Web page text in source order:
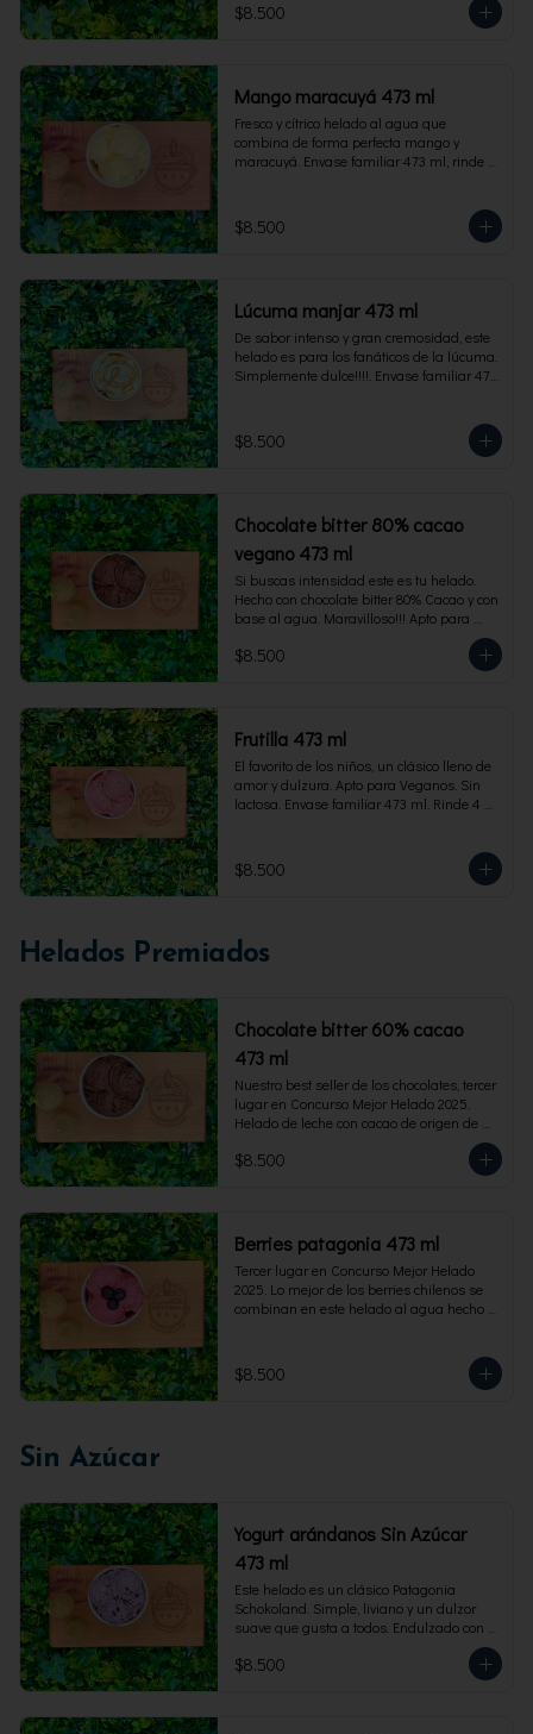
$8.500
Mango maracuyá 473 ml
Fresco y cítrico helado al agua que
combina de forma perfecta mango y
maracuyá. Envase familiar 473 ml, rinde 4
$8.500
Lúcuma manjar 473 ml
De sabor intenso y gran cremosidad, este
helado es para los fanáticos de la lúcuma.
Simplemente dulce!!!!. Envase familiar 473
$8.500
Chocolate bitter 80% cacao
vegano 473 ml
Si buscas intensidad este es tu helado.
Hecho con chocolate bitter 80% Cacao y con
base al agua. Maravilloso!!! Apto para
veganos. Envase familiar 473 ml, rinde 4
porciones
$8.500
Frutilla 473 ml
El favorito de los niños, un clásico lleno de
amor y dulzura. Apto para Veganos. Sin
lactosa. Envase familiar 473 ml. Rinde 4
$8.500
Helados Premiados
Chocolate bitter 60% cacao
473 ml
Nuestro best seller de los chocolates, tercer
lugar en Concurso Mejor Helado 2025.
Helado de leche con cacao de origen de
intensidad al 60%. Envase familiar 473 ml,
rinde 4  porciones.
$8.500
Berries patagonia 473 ml
Tercer lugar en Concurso Mejor Helado
2025. Lo mejor de los berries chilenos se
combinan en este helado al agua hecho
473 ml. Rinde 4 porciones.
$8.500
Sin Azúcar
Yogurt arándanos Sin Azúcar
473 ml
Este helado es un clásico Patagonia
Schokoland. Simple, liviano y un dulzor
suave que gusta a todos. Endulzado con
fructosa.Envase familiar 473 ml. Rinde 4
porciones.
$8.500